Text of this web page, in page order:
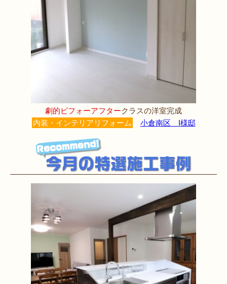
劇的ビフォーアフタークラスの洋室完成
内装・インテリアリフォーム
小倉南区 I様邸